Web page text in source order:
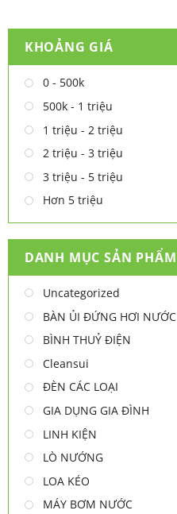
KHOẢNG GIÁ
0 - 500k
500k - 1 triệu
1 triệu - 2 triệu
2 triệu - 3 triệu
3 triệu - 5 triệu
Hơn 5 triệu
DANH MỤC SẢN PHẨM
Uncategorized
BÀN ỦI ĐỨNG HƠI NƯỚC
BÌNH THUỶ ĐIỆN
Cleansui
ĐÈN CÁC LOẠI
GIA DỤNG GIA ĐÌNH
LINH KIỆN
LÒ NƯỚNG
LOA KÉO
MÁY BƠM NƯỚC